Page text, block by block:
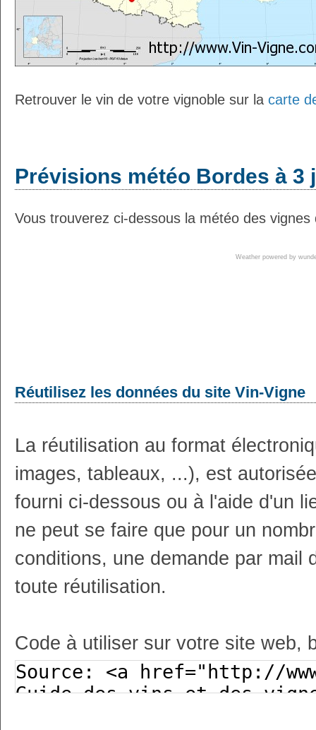
Retrouver le vin de votre vignoble sur la carte
Prévisions météo Bordes à 3
Vous trouverez ci-dessous la météo des
Weather powered by
Réutilisez les données du site Vin-Vigne
La réutilisation au format
images, tableaux, ...), est
fourni ci-dessous ou à l'aide d'un
ne peut se faire que pour un
conditions, une demande par mail
toute réutilisation.
Code à utiliser sur votre site web,